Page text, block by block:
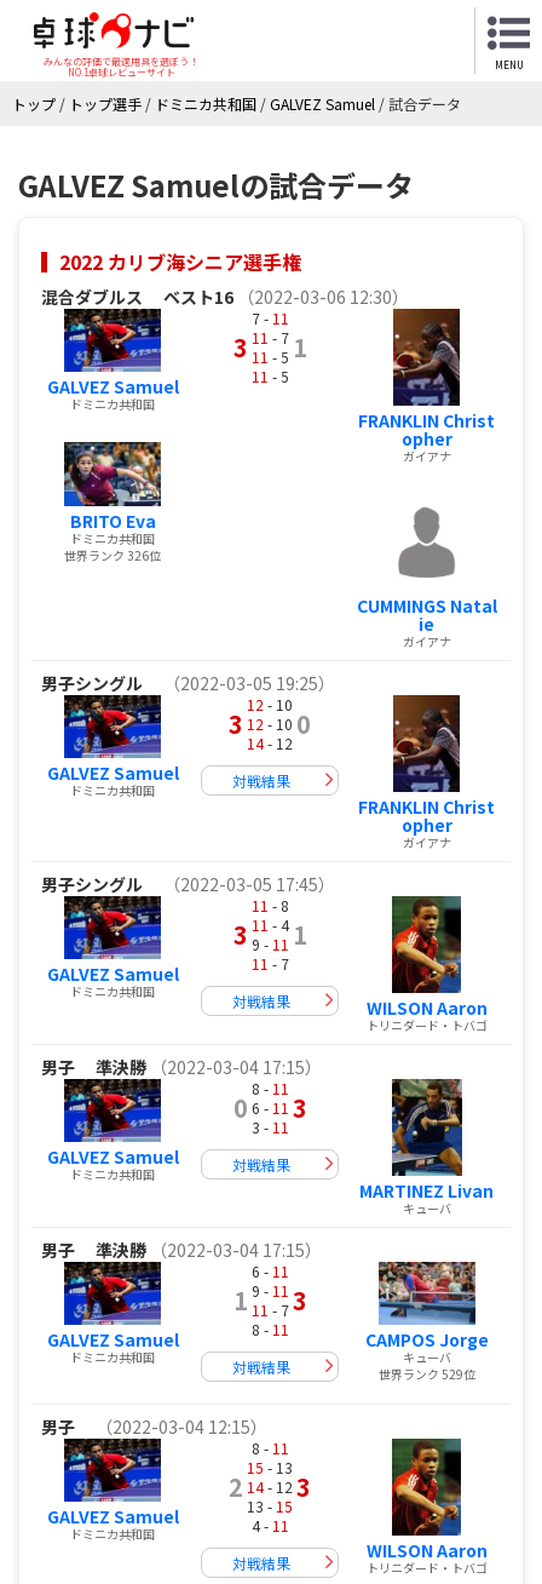
みんなの評価で最適用具を選ぼう！
NO.1卓球レビューサイト
MENU
トップ / トップ選手 / ドミニカ共和国 /GALVEZ Samuel /試合データ
GALVEZ Samuelの試合データ
2022 カリブ海シニア選手権
混合ダブルス ベスト16 （2022-03-06 12:30）
GALVEZ Samuel
ドミニカ共和国
BRITO Eva
ドミニカ共和国
世界ランク 326位
3
7 - 11
11 - 7
11 - 5
11 - 5
1
FRANKLIN Christ
opher
ガイアナ
CUMMINGS Natal
ie
ガイアナ
男子シングル （2022-03-05 19:25）
GALVEZ Samuel
ドミニカ共和国
3
12 - 10
12 - 10
14- 12
0
対戦結果
FRANKLIN Christ
opher
ガイアナ
男子シングル （2022-03-05 17:45）
GALVEZ Samuel
ドミニカ共和国
3
11 - 8
11 - 4
9 - 11
11 - 7
1
対戦結果 WILSON Aaron
トリニダード・トバゴ
男子 準決勝 （2022-03-04 17:15）
GALVEZ Samuel
ドミニカ共和国
0
8 - 11
6 - 11
3 - 11
3
対戦結果
MARTINEZ Livan
キューバ
男子 準決勝 （2022-03-04 17:15）
GALVEZ Samuel
ドミニカ共和国
1
6 - 11
9 - 11
11 - 7
8 - 11
3
対戦結果
CAMPOS Jorge
キューバ
世界ランク 529位
男子 （2022-03-04 12:15）
GALVEZ Samuel
ドミニカ共和国
2
8 - 11
15 - 13
14- 12
13 - 15
4 - 11
3
対戦結果
WILSON Aaron
トリニダード・トバゴ